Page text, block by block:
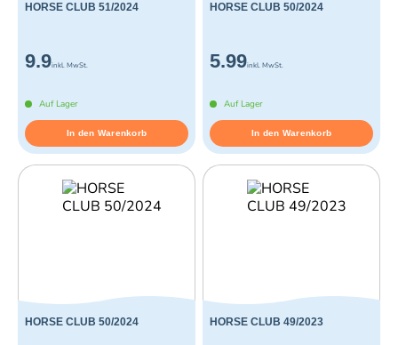
HORSE CLUB 51/2024
9.9inkl. MwSt.
Auf Lager
In den Warenkorb
HORSE CLUB 50/2024
5.99inkl. MwSt.
Auf Lager
In den Warenkorb
HORSE CLUB 50/2024 HORSE CLUB 49/2023